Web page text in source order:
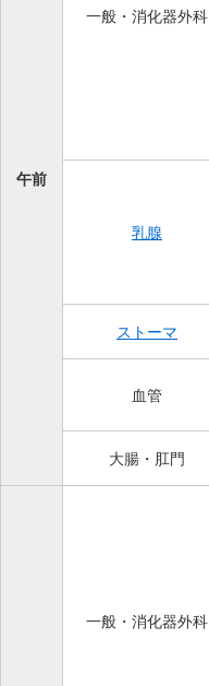
午前
一般・消化器外科
乳腺
ストーマ
血管
大腸・肛門
一般・消化器外科